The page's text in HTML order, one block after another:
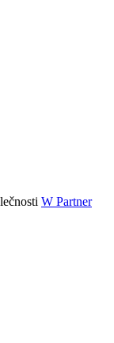
W Partner